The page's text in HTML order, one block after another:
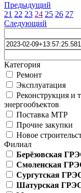
Предыдущий
21 22 23 24 25 26 27
Следующий
Категория
Ремонт
Эксплуатация
Реконструкция и
энергообъектов
Поставка МТР
Прочие закупки
Новое
Филиал
Берёзовская
Смоленская
Сургутская
Шатурская